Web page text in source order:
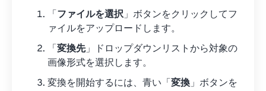
「 ファイルを選択」ボタンをクリックしてフ
ァイルをアップロードします。
「 変換先」ドロップダウンリストから対象の
画像形式を選択します。
変換を開始するには、青い「 変換」ボタンを